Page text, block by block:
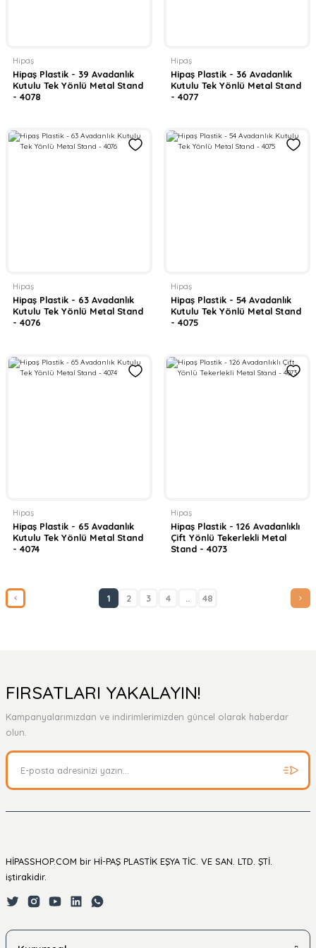
Hipaş
Hipaş Plastik - 39 Avadanlık
Kutulu Tek Yönlü Metal Stand
- 4078
Hipaş
Hipaş Plastik - 36 Avadanlık
Kutulu Tek Yönlü Metal Stand
- 4077
Hipaş
Hipaş Plastik - 63 Avadanlık
Kutulu Tek Yönlü Metal Stand
- 4076
Hipaş
Hipaş Plastik - 54 Avadanlık
Kutulu Tek Yönlü Metal Stand
- 4075
Hipaş
Hipaş Plastik - 65 Avadanlık
Kutulu Tek Yönlü Metal Stand
- 4074
Hipaş
Hipaş Plastik - 126 Avadanlıklı
Çift Yönlü Tekerlekli Metal
Stand - 4073
1 2 3 4 .. 48
FIRSATLARI YAKALAYIN!
Kampanyalarımızdan ve indirimlerimizden güncel olarak haberdar
olun.
HİPASSHOP.COM bir Hİ-PAŞ PLASTİK EŞYA TİC. VE SAN. LTD. ŞTİ.
iştirakidir.